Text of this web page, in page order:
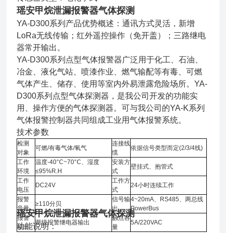
瑶安甲烷泄漏报警器气体探测
YA-D300系列产品优势概述：通讯方式灵活，新增
LoRa无线传输；红外遥控操作（免开盖）；三路继电
器常开输出。
YA-D300系列点型气体报警器广泛用于化工、石油、
冶金、液化气站、喷漆作业、燃气输配等有毒、可燃
气体产生、储存、使用等室内外易泄露危险场所。YA-
D300系列点型气体探测器，是我公司开发的功能实
用、操作方便的气体探测器。可与我公司的YA-K系列
气体报警控制器共同组成工业用气体报警系统。
技术参数
检测
对象
可燃/有毒气体/氧气
连接线
缆
依据信号类型而定(2/3/4线)
工作
环境
温度-40°C~70°C、湿度
≤95%R.H
安装方
式
壁挂式、抱管式
工作
电压
DC24V
工作方
式
24小时连续工作
报警
音量
≥110分贝
信号输
出
4~20mA、RS485、两总线
PowerBus
报警
输出
两级报警继电器输出
触点容
量
5A/220VAC
瑶安甲烷泄漏报警器气体探测
功能说明：